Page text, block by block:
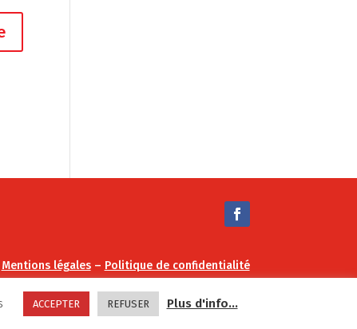
Mentions légales– Politique de confidentialité
ACCEPTER REFUSER Plus d'info...